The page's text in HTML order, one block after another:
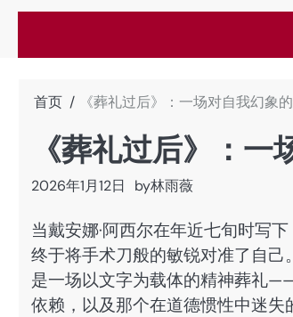
首页 《葬礼过后》：一场对自我幻象
《葬礼过后》：
2026年1月12日 by林雨薇
当戴安娜·阿西尔在年近七旬时写
终于将手术刀般的敏锐对准了自
是一场以文字为载体的精神葬礼
依赖，以及那个在道德惯性中迷